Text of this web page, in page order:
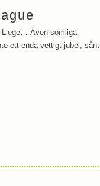
Liege… Även somliga
ett enda vettigt jubel, sånt